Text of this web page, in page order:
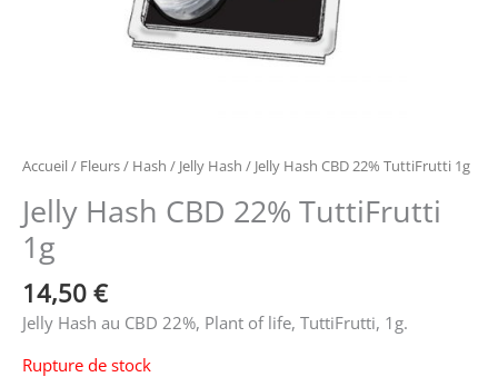
Accueil/ Fleurs / Hash / Jelly Hash / Jelly Hash CBD 22% TuttiFrutti 1g
Jelly Hash CBD 22% TuttiFrutti
1g
14,50 €
Jelly Hash au CBD 22%, Plant of life, TuttiFrutti, 1g.
Rupture de stock